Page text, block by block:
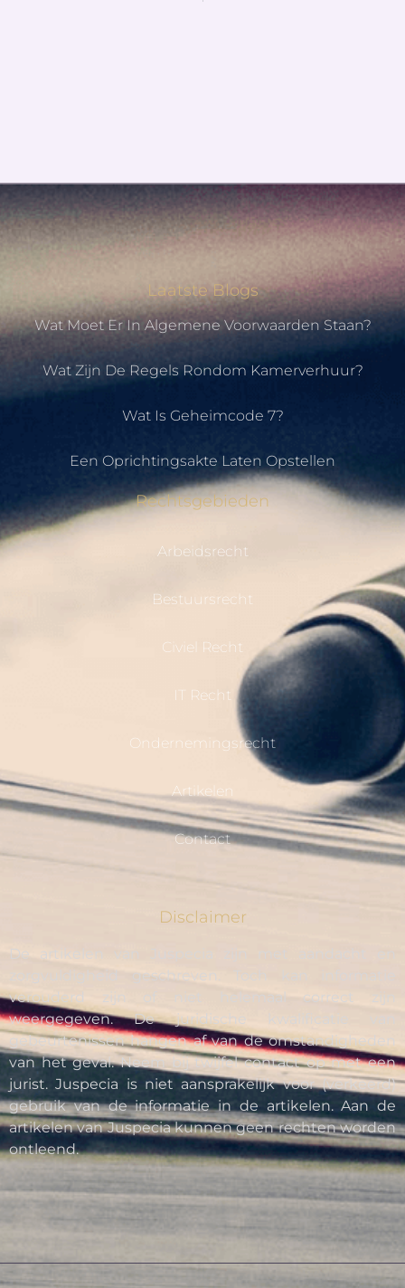
Laatste Blogs
Wat Moet Er In Algemene Voorwaarden Staan?
Wat Zijn De Regels Rondom Kamerverhuur?
Wat Is Geheimcode 7?
Een Oprichtingsakte Laten Opstellen
Rechtsgebieden
Arbeidsrecht
Bestuursrecht
Civiel Recht
IT Recht
Ondernemingsrecht
Artikelen
Contact
Disclaimer
De artikelen van Juspecia zijn met aandacht en
zorgvuldigheid geschreven. Toch kan informatie
verouderd zijn of niet helemaal correct zijn
weergegeven. De juridische kwalificatie van
gebeurtenissen hangen af van de omstandigheden
van het geval. Neem bij twijfel contact op met een
jurist. Juspecia is niet aansprakelijk voor (verkeerd)
gebruik van de informatie in de artikelen. Aan de
artikelen van Juspecia kunnen geen rechten worden
ontleend.